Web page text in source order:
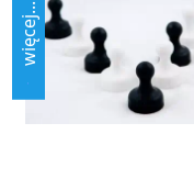
więcej...